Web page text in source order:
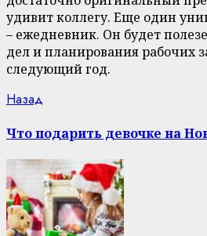
удивит коллегу. Еще один
– ежедневник. Он будет
дел и планирования рабочих
следующий год.
Continue
Reading
Назад
Что подарить девочке на